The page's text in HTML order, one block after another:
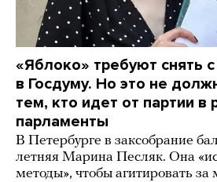
«Яблоко» требуют снять
в Госдуму. Но это не
тем, кто идет от партии в
парламенты
В Петербурге в заксобрание
летняя Марина Песляк. Она
методы», чтобы агитировать за